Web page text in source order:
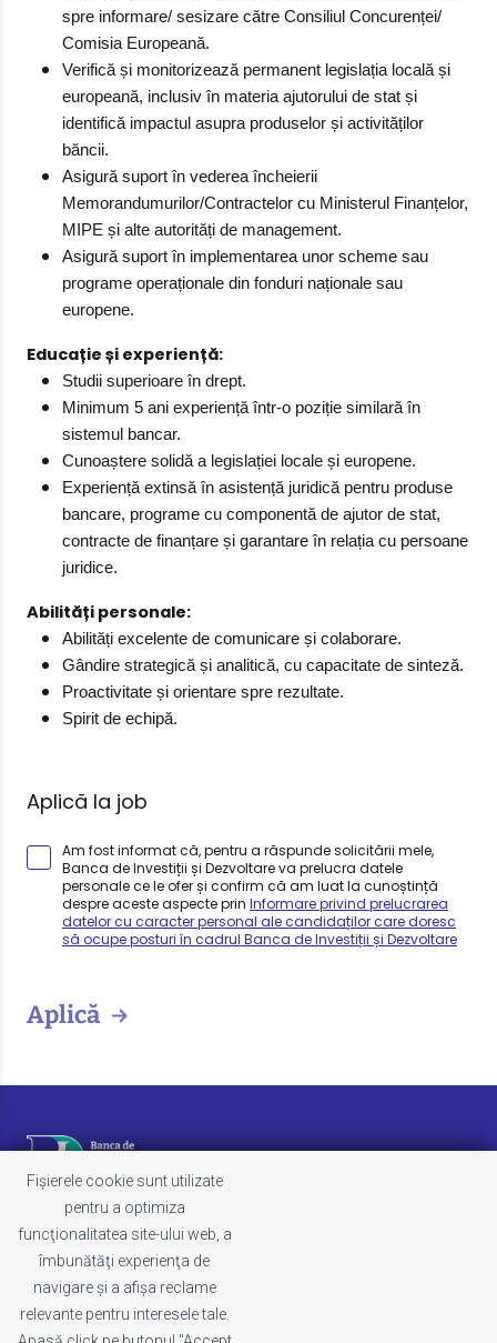
spre informare/ sesizare către Consiliul Concurenței/
Comisia Europeană.
Verifică și monitorizează permanent legislația locală și
europeană, inclusiv în materia ajutorului de stat și
identifică impactul asupra produselor și activităților
băncii.
Asigură suport în vederea încheierii
Memorandumurilor/Contractelor cu Ministerul Finanțelor,
MIPE și alte autorități de management.
Asigură suport în implementarea unor scheme sau
programe operaționale din fonduri naționale sau
europene.
Educație și experiență:
Studii superioare în drept.
Minimum 5 ani experiență într-o poziție similară în
sistemul bancar.
Cunoaștere solidă a legislației locale și europene.
Experiență extinsă în asistență juridică pentru produse
bancare, programe cu componentă de ajutor de stat,
contracte de finanțare și garantare în relația cu persoane
juridice.
Abilități personale:
Abilități excelente de comunicare și colaborare.
Gândire strategică și analitică, cu capacitate de sinteză.
Proactivitate și orientare spre rezultate.
Spirit de echipă.
Aplică la job
Am fost informat că, pentru a răspunde solicitării mele,
Banca de Investiții și Dezvoltare va prelucra datele
personale ce le ofer și confirm că am luat la cunoștință
despre aceste aspecte prin Informare privind prelucrarea
datelor cu caracter personal ale candidaților care doresc
să ocupe posturi în cadrul Banca de Investiții și Dezvoltare
Aplică
LEGAL
Termeni și condiții
Politica de cookies
Politica de confidențialitate
Fișierele cookie sunt utilizate
pentru a optimiza
funcţionalitatea site-ului web, a
îmbunătăţi experienţa de
navigare şi a afişa reclame
relevante pentru interesele tale.